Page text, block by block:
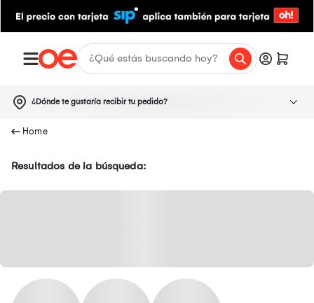
¿Dónde te gustaría recibir tu pedido?
Resultados de la búsqueda: